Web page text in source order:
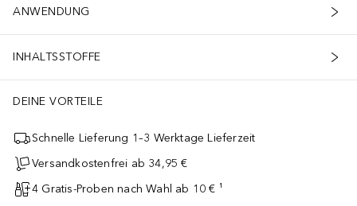
ANWENDUNG
INHALTSSTOFFE
DEINE VORTEILE
Schnelle Lieferung 1–3 Werktage Lieferzeit
Versandkostenfrei ab 34,95 €
4 Gratis-Proben nach Wahl ab 10 € ¹